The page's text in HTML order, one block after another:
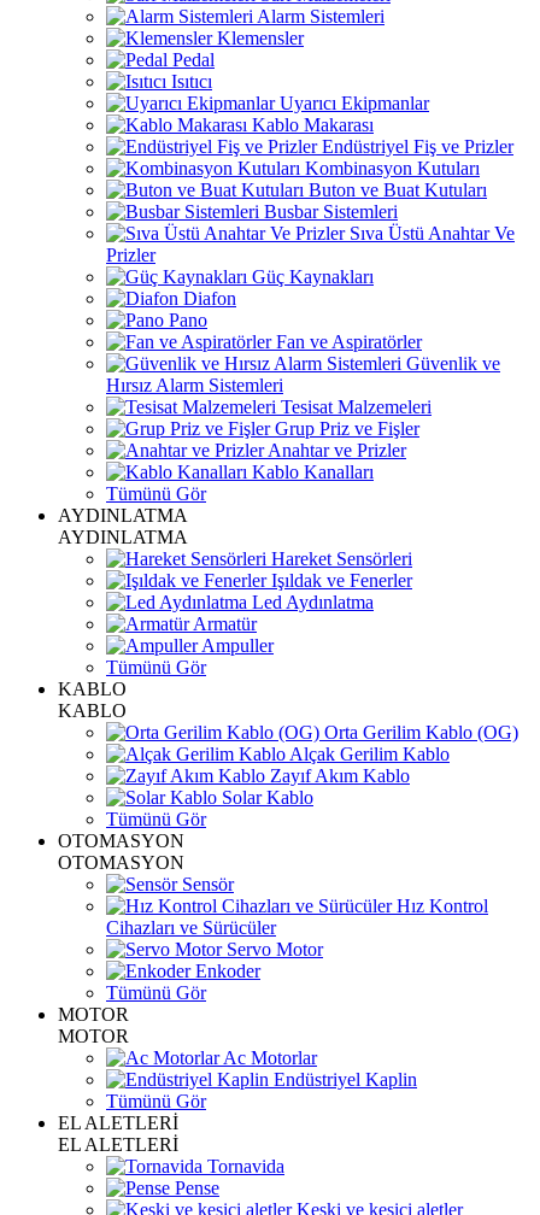
Alarm Sistemleri
Klemensler
Pedal
Isıtıcı
Uyarıcı Ekipmanlar
Kablo Makarası
Endüstriyel Fiş ve Prizler
Kombinasyon Kutuları
Buton ve Buat Kutuları
Busbar Sistemleri
Sıva Üstü Anahtar Ve
Prizler
Güç Kaynakları
Diafon
Pano
Fan ve Aspiratörler
Güvenlik ve
Hırsız Alarm Sistemleri
Tesisat Malzemeleri
Grup Priz ve Fişler
Anahtar ve Prizler
Kablo Kanalları
Tümünü Gör
AYDINLATMA
AYDINLATMA
Hareket Sensörleri
Işıldak ve Fenerler
Led Aydınlatma
Armatür
Ampuller
Tümünü Gör
KABLO
KABLO
Orta Gerilim Kablo (OG)
Alçak Gerilim Kablo
Zayıf Akım Kablo
Solar Kablo
Tümünü Gör
OTOMASYON
OTOMASYON
Sensör
Hız Kontrol
Cihazları ve Sürücüler
Servo Motor
Enkoder
Tümünü Gör
MOTOR
MOTOR
Ac Motorlar
Endüstriyel Kaplin
Tümünü Gör
EL ALETLERİ
EL ALETLERİ
Tornavida
Pense
Keski ve kesici aletler